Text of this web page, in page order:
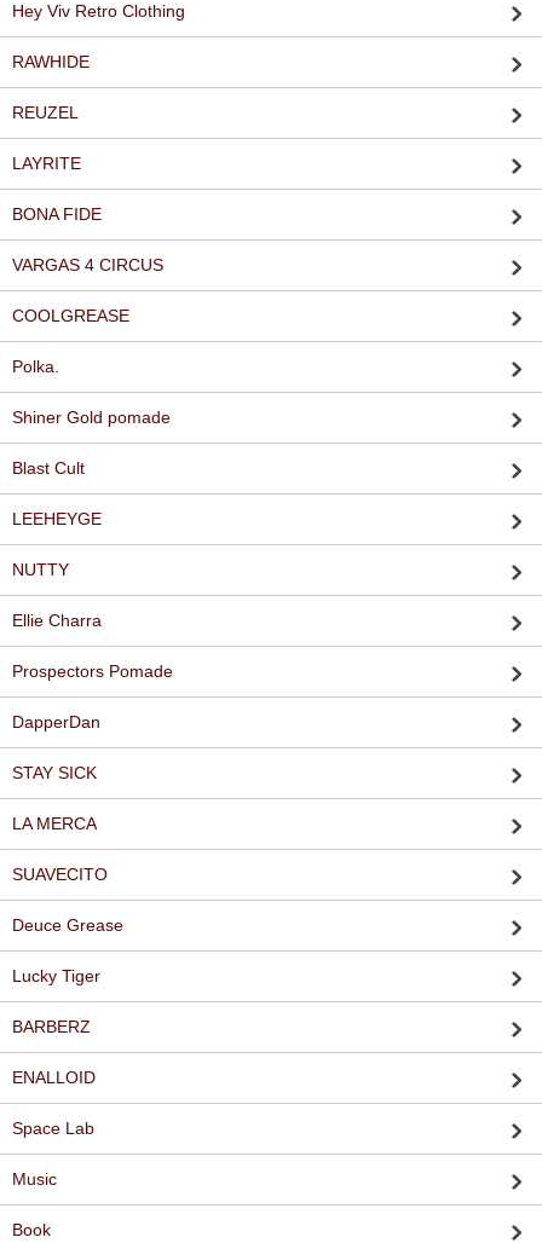
Hey Viv Retro Clothing
RAWHIDE
REUZEL
LAYRITE
BONA FIDE
VARGAS 4 CIRCUS
COOLGREASE
Polka.
Shiner Gold pomade
Blast Cult
LEEHEYGE
NUTTY
Ellie Charra
Prospectors Pomade
DapperDan
STAY SICK
LA MERCA
SUAVECITO
Deuce Grease
Lucky Tiger
BARBERZ
ENALLOID
Space Lab
Music
Book